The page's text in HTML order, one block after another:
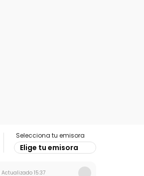
Selecciona tu emisora
Elige tu emisora
Actualizado 15:37